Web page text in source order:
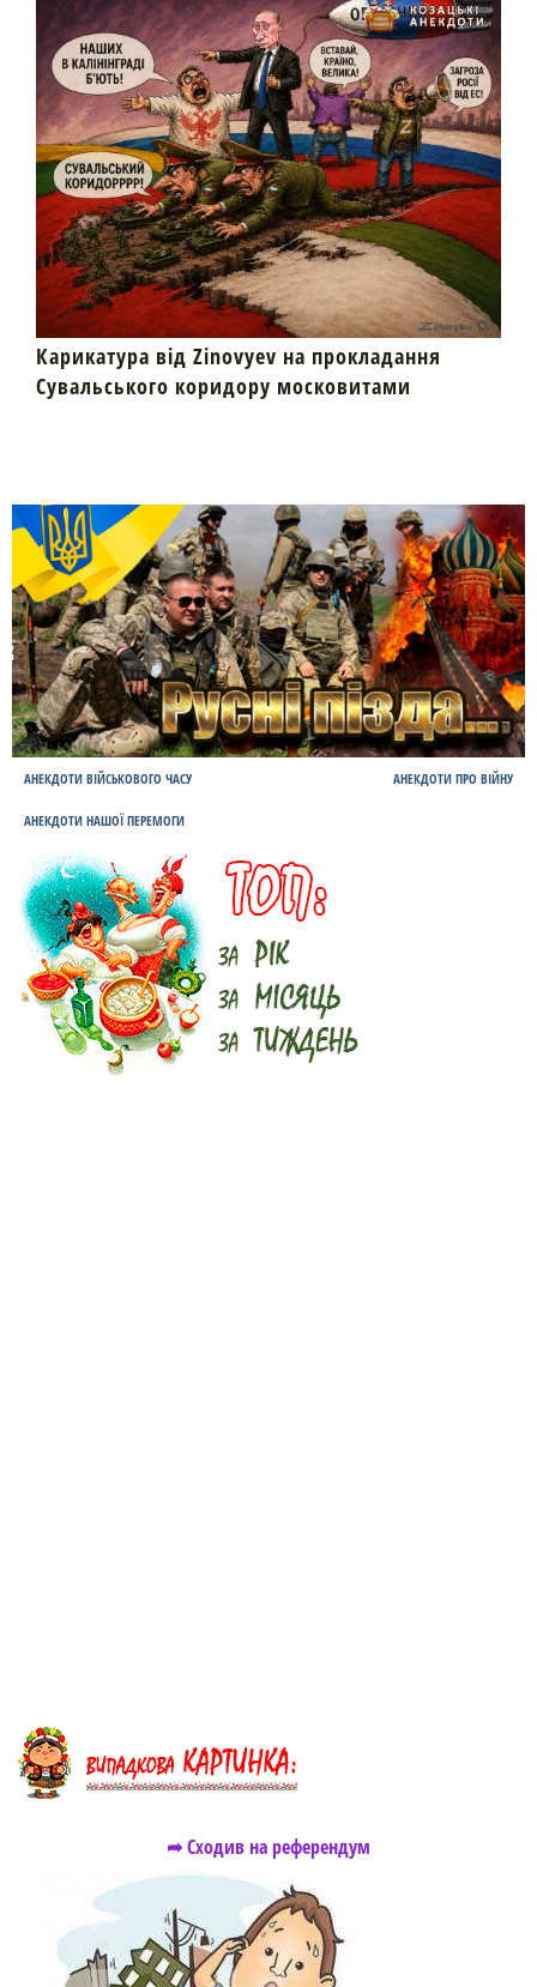
Карикатура від Zinovyev на прокладання
Сувальського коридору московитами
АНЕКДОТИ ВІЙСЬКОВОГО ЧАСУ АНЕКДОТИ ПРО ВІЙНУ
АНЕКДОТИ НАШОЇ ПЕРЕМОГИ
➦ Сходив на референдум